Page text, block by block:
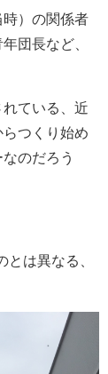
）の関係者
団長など、
ている、近
つくり始め
のだろう
は異なる、